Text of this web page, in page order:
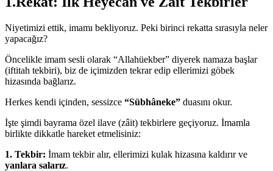
Niyetimizi ettik, imamı bekliyoruz. Peki birinci rekatta sırasıyla neler
yapacağız?
Öncelikle imam sesli olarak “Allahüekber” diyerek namaza başlar
(iftitah tekbiri), biz de içimizden tekrar edip ellerimizi göbek
hizasında bağlarız.
Herkes kendi içinden, sessizce “Sübhâneke” duasını okur.
İşte şimdi bayrama özel ilave (zâit) tekbirlere geçiyoruz. İmamla
birlikte dikkatle hareket etmelisiniz:
1. Tekbir: İmam tekbir alır, ellerimizi kulak hizasına kaldırır ve
yanlara salarız.